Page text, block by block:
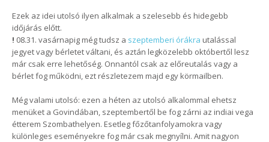
Ezek az idei utolsó ilyen alkalmak a szelesebb és hidegebb
időjárás előtt.
! 08.31. vasárnapig még tudsz a szeptemberi órákra utalással
jegyet vagy bérletet váltani, és aztán legközelebb októbertől lesz
már csak erre lehetőség. Onnantól csak az előreutalás vagy a
bérlet fog működni, ezt részletezem majd egy körmailben.
Még valami utolsó: ezen a héten az utolsó alkalommal ehetsz
menüket a Govindában, szeptembertől be fog zárni az indiai vega
étterem Szombathelyen. Esetleg főzőtanfolyamokra vagy
különleges eseményekre fog már csak megnyílni. Amit nagyon